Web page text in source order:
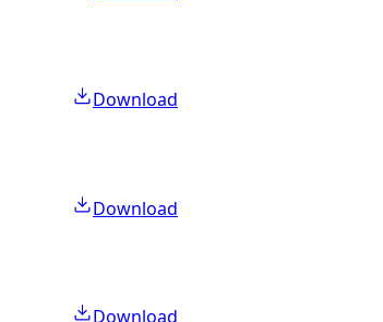
Download
Download
Download